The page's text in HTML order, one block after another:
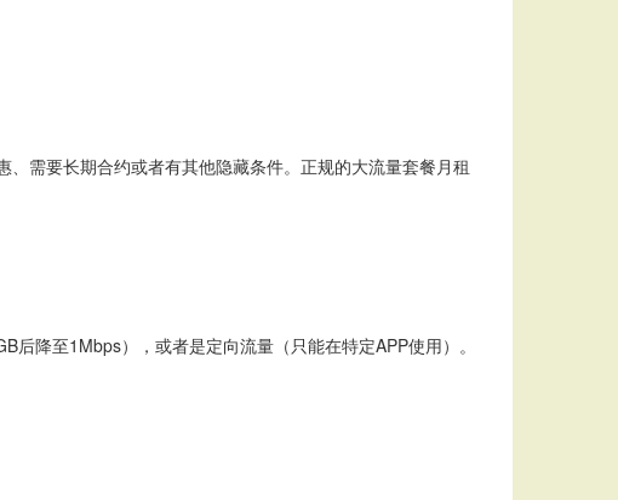
需要长期合约或者有其他隐藏条件。正规的大流量套餐月租
降至1Mbps），或者是定向流量（只能在特定APP使用）。